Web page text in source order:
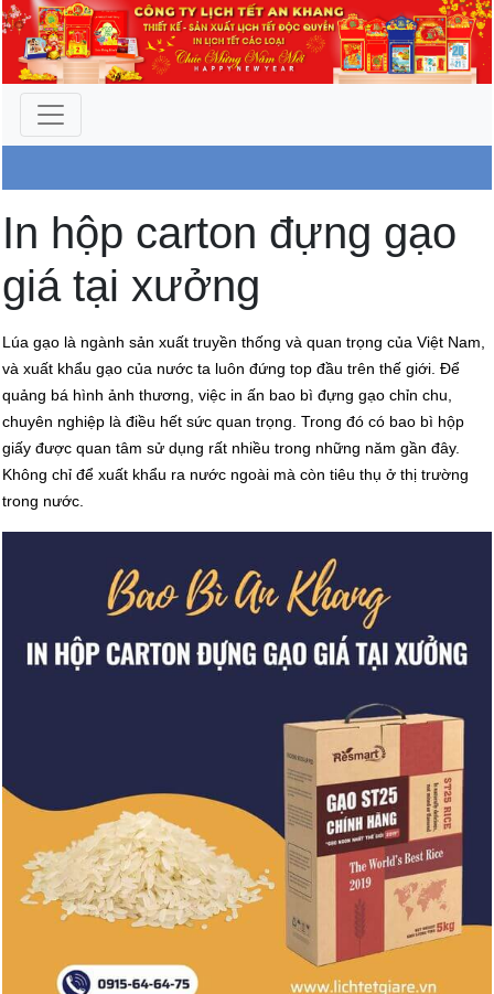
Công Ty An Khang
In hộp carton đựng gạo
giá tại xưởng
Lúa gạo là ngành sản xuất truyền thống và quan trọng của Việt Nam,
và xuất khẩu gạo của nước ta luôn đứng top đầu trên thế giới. Để
quảng bá hình ảnh thương, việc in ấn bao bì đựng gạo chỉn chu,
chuyên nghiệp là điều hết sức quan trọng. Trong đó có bao bì hộp
giấy được quan tâm sử dụng rất nhiều trong những năm gần đây.
Không chỉ để xuất khẩu ra nước ngoài mà còn tiêu thụ ở thị trường
trong nước.